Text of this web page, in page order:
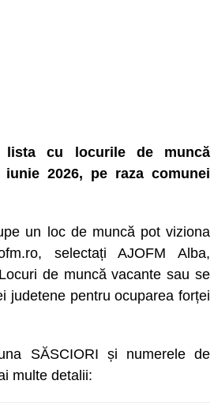
lista cu locurile de muncă
2026, pe raza comunei
un loc de muncă pot viziona
selectați AJOFM Alba,
de muncă vacante sau se
judetene pentru ocuparea forței
SĂSCIORI și numerele de
multe detalii: